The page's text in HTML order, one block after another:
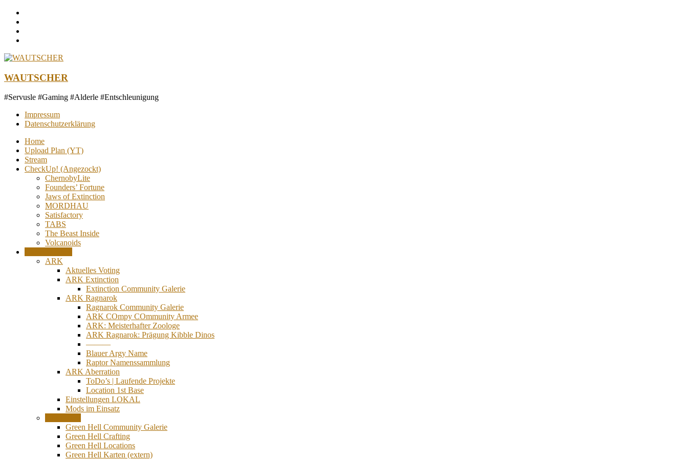
Zum
Inhalt
springen
WAUTSCHER
#Servusle #Gaming #Alderle #Entschleunigung
Impressum
Datenschutzerklärung
Home
Upload Plan (YT)
Stream
CheckUp! (Angezockt)
ChernobyLite
Founders’ Fortune
Jaws of Extinction
MORDHAU
Satisfactory
TABS
The Beast Inside
Volcanoids
ARK
Aktuelles Voting
ARK Extinction
Extinction Community Galerie
ARK Ragnarok
Ragnarok Community Galerie
ARK COmpy COmmunity Armee
ARK: Meisterhafter Zoologe
ARK Ragnarok: Prägung Kibble Dinos
———
Blauer Argy Name
Raptor Namenssammlung
ARK Aberration
ToDo’s | Laufende Projekte
Location 1st Base
Einstellungen LOKAL
Mods im Einsatz
Green Hell Community Galerie
Green Hell Crafting
Green Hell Locations
Green Hell Karten (extern)